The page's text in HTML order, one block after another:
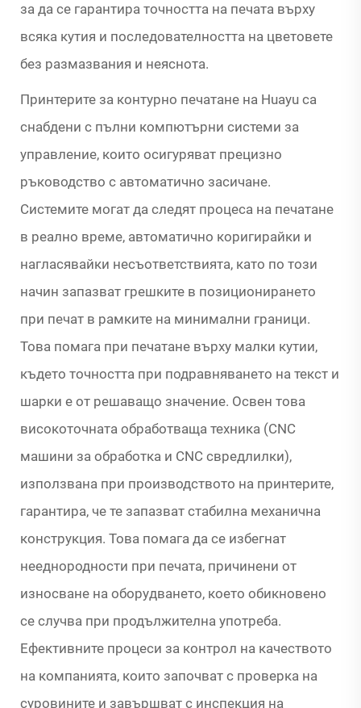
за да се гарантира точността на печата върху
всяка кутия и последователността на цветовете
без размазвания и неяснота.
Принтерите за контурно печатане на Huayu са
снабдени с пълни компютърни системи за
управление, които осигуряват прецизно
ръководство с автоматично засичане.
Системите могат да следят процеса на печатане
в реално време, автоматично коригирайки и
нагласявайки несъответствията, като по този
начин запазват грешките в позиционирането
при печат в рамките на минимални граници.
Това помага при печатане върху малки кутии,
където точността при подравняването на текст и
шарки е от решаващо значение. Освен това
високоточната обработваща техника (CNC
машини за обработка и CNC свредлилки),
използвана при производството на принтерите,
гарантира, че те запазват стабилна механична
конструкция. Това помага да се избегнат
нееднородности при печата, причинени от
износване на оборудването, което обикновено
се случва при продължителна употреба.
Ефективните процеси за контрол на качеството
на компанията, които започват с проверка на
суровините и завършват с инспекция на